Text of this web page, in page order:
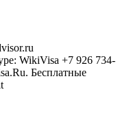
WikiVisa +7 926 734-
Бесплатные